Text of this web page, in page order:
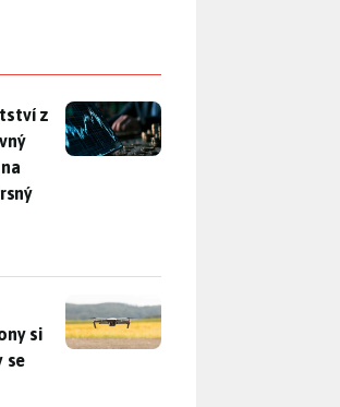
z umělé inteligence? Slavný investor
z
Autonomní drony si samy hledají
si
se